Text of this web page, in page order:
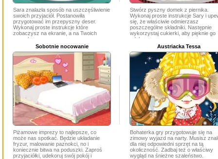
Sara znalazła sposób na uszczęśliwienie
swoich przyjaciół. Postanowiła
przygotować im przepyszny deser.
Wykonaj proste instrukcje które
zobaczysz na ekranie, a na Twoich
oczach pow...
Stwórz pyszny domek z piernika.
Wykonaj proste instrukcje Sary i
się, że właściwie odmierzasz
poszczególne składniki. Następnie
wykorzystaj cukierki, aby pięknie go
udekoro...
Sobotnie nocowanie
Piżamowe imprezy to najlepsze, co
może nas spotkać. Będzie układanie
fryzur, malowanie paznokci, no i
koniecznie bitwa na poduszki. Zaproś
przyjaciółki, udekoruj swój pokój i
Austriacka Tessa
Bohaterka gry przygotowuje się na
zimowy wyjazd na narty. Musisz
dla niej odpowiedni sprzęt na tą
okoliczność. Zadbaj też o właściwy
wygląd na śnieżne szaleństwo.